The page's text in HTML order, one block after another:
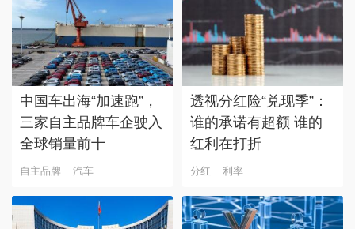
中国车出海“加速跑”，
三家自主品牌车企驶入
全球销量前十
自主品牌 汽车
透视分红险“兑现季”：
谁的承诺有超额 谁的
红利在打折
分红 利率